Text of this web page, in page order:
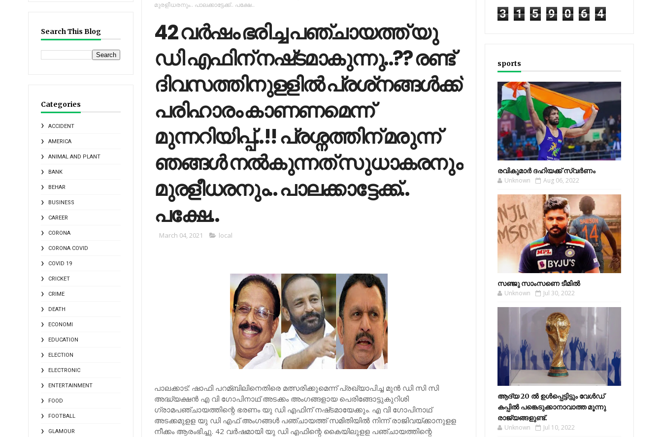
Search This Blog
Categories
ACCIDENT
AMERICA
ANIMAL AND PLANT
BANK
BEHAR
BUSINESS
CAREER
CORONA
CORONA COVID
COVID 19
CRICKET
CRIME
DEATH
ECONOMI
EDUCATION
ELECTION
ELECTRONIC
ENTERTAINMENT
FOOD
FOOTBALL
GLAMOUR
മുരളീധരനും.. പാലക്കാട്ടേക്ക്.. പക്ഷേ..
42 വര്‍ഷം ഭരിച്ച പഞ്ചായത്ത് യു
ഡി എഫിന് നഷ്‌ടമാകുന്നു..?? രണ്ട്
ദിവസത്തിനുളളില്‍ പ്രശ്‌നങ്ങള്‍ക്ക്
പരിഹാരം കാണണമെന്ന്
മുന്നറിയിപ്പ്..!! പ്രശ്നത്തിന് മരുന്ന്
ഞങ്ങൾ നൽകുന്നത് സുധാകരനും
മുരളീധരനും.. പാലക്കാട്ടേക്ക്..
പക്ഷേ..
March 04, 2021 local
പാലക്കാട്: ഷാഫി പറമ്ബിലിനെതിരെ മത്സരിക്കുമെന്ന് പ്രഖ്യാപിച്ച മുന്‍ ഡി സി സി
അദ്ധ്യക്ഷന്‍ എ വി ഗോപിനാഥ് അടക്കം അംഗങ്ങളായ പെരിങ്ങോട്ടുകുറിശി
ഗ്രാമപഞ്ചായത്തിന്റെ ഭരണം യു ഡി എഫിന് നഷ്‌ടമായേക്കും. എ വി ഗോപിനാഥ്
അടക്കമുളള യു ഡി എഫ് അംഗങ്ങള്‍ പഞ്ചായത്ത് സമിതിയില്‍ നിന്ന് രാജിവയ്‌ക്കാനുളള
നീക്കം ആരംഭിച്ചു. 42 വര്‍ഷമായി യു ഡി എഫിന്റെ കൈയിലുളള പഞ്ചായത്തിന്റെ
3 1 5 9 0 6 4
sports
രവികുമാര്‍ ദഹിയക്ക് സ്വര്‍ണം
Unknown Aug 06, 2022
സഞ്ജു സാംസണെ ടീമില്‍
Unknown Jul 30, 2022
ആദ്യ 20 ല്‍ ഉള്‍പ്പെട്ടിട്ടും വേള്‍ഡ്
കപ്പില്‍ പങ്കെടുക്കാനാവാത്ത മൂന്നു
രാജ്യങ്ങളുണ്ട്.
Unknown Jul 10, 2022